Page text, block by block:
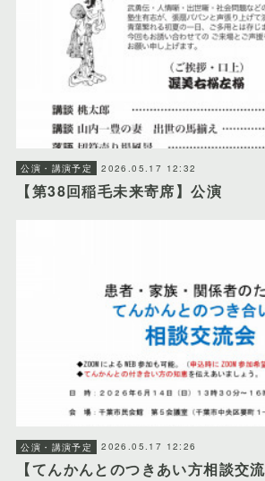
公演・講演予定 2026.05.17 12:32
【第38回稲毛未来寄席】公演
公演・講演予定 2026.05.17 12:26
【てんかんとのつきあい方相談交流